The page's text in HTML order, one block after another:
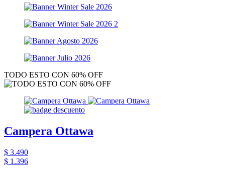
TODO ESTO CON 60% OFF
Campera Ottawa
$ 3.490
$ 1.396